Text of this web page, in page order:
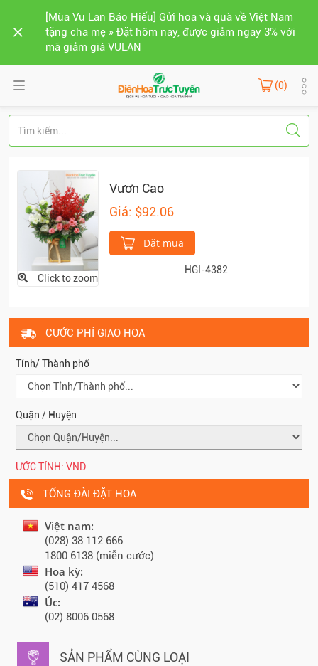
[Mùa Vu Lan Báo Hiếu] Gửi hoa và quà về Việt Nam
tặng cha mẹ » Đặt hôm nay, được giảm ngay 3% với
mã giảm giá VULAN
(0)
Click to zoom
Vươn Cao
Giá: $92.06
Đặt mua
HGI-4382
CƯỚC PHÍ GIAO HOA
Tỉnh/ Thành phố
Quận / Huyện
ƯỚC TÍNH: VND
TỔNG ĐÀI ĐẶT HOA
Việt nam:
(028) 38 112 666
1800 6138 (miễn cước)
Hoa kỳ:
(510) 417 4568
Úc:
(02) 8006 0568
SẢN PHẨM CÙNG LOẠI